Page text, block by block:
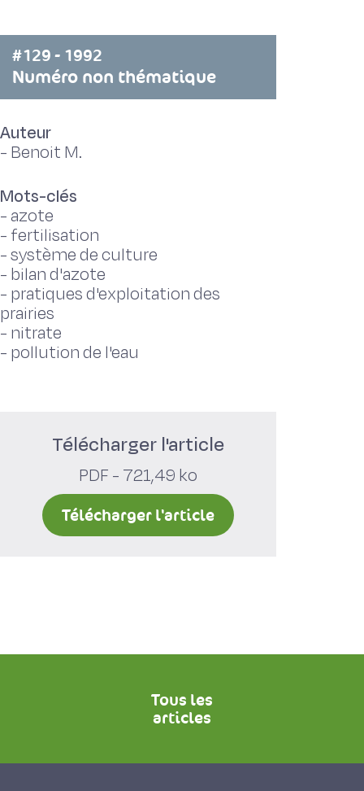
#129 - 1992
Numéro non thématique
Auteur
- Benoit M.
Mots-clés
- azote
- fertilisation
-système de culture
- bilan d'azote
- pratiques d'exploitation des
prairies
- nitrate
- pollution de l'eau
Télécharger l'article
PDF - 721,49 ko
Télécharger l'article
Tous les
articles